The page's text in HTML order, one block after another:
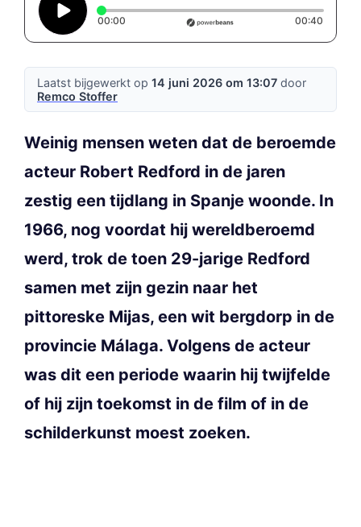
00:00 Elapsed time: 0 seconds 00:40
Laatst bijgewerkt op 14 juni 2026 om 13:07 door
Remco Stoffer
Weinig mensen weten dat de beroemde
acteur Robert Redford in de jaren
zestig een tijdlang in Spanje woonde. In
1966, nog voordat hij wereldberoemd
werd, trok de toen 29-jarige Redford
samen met zijn gezin naar het
pittoreske Mijas, een wit bergdorp in de
provincie Málaga. Volgens de acteur
was dit een periode waarin hij twijfelde
of hij zijn toekomst in de film of in de
schilderkunst moest zoeken.